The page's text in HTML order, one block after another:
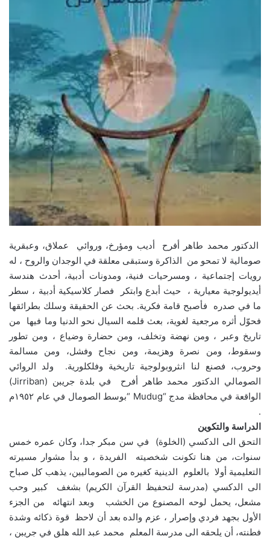
الدكتور محمد طاهر أفرح أديب ومؤرخ، وروائي عملاق، وعبقرية
صومالية لا تمحو من الذاكرة وستبقى معلقة في الوجدان والروح ، له
رويات إجتماعية ، ومسرحيات فنية، ومدونات أدبية، أحدث هندسة
أيديولوجية معيارية ، حيث أبدع وابتكر فصار كلاسيكية أدبية ، سطر
ما في صدره فأصبح قامة فكرية. بحث عن الحقيقة وسلك بطرائقها
فحوّل أثره مرجعية لغوية، بعث قلمه السيال نحو الدنيا وما فيها من
تاريخ وعبر ، ومن نهضة وتخلف، ومن حضارة وضياع ، ومن تطور
وسقوط، ومن نصرة وهزيمة، ومن نجاح وفشل، ومن مسالمة
وحروب، فصنع لنا انثروبولوجية تاريخية وفلكلورية. ولد الروائي
الصومالي الدكتور محمد طاهر أفرح في بلدة جريبن (Jirriban)
الواقعة في محافظة مدج “Mudug “بوسط الصومال في عام ١٩٥٢م
.
الدراسة والتكوين
التحق الى الدكسي (الخلوة) في سن مبكر جدا، وكان عمره خمس
سنوات، من هنا تكونت شخصيته الفريدة ، و بدأ مشوار مسيرته
التعليمية أولا بالعلوم الدينية كغيره من الصوماليين، يذهب كل صباح
الى الدكسي (مدرسة لتحفيظ القرآن الكريم) بشغف كبير وحب
مشعل، يحمل لوحه المصنوع من الخشب وبعد انتهائه من الجزء
الأول بجهد فردي وإصرار ، عزم والده بعد أن لاحظ قوة ذكائه وشدة
فطنته، أن يلحقه الى مدرسة المعلم محمد عبد الله هلق في جريبن ،